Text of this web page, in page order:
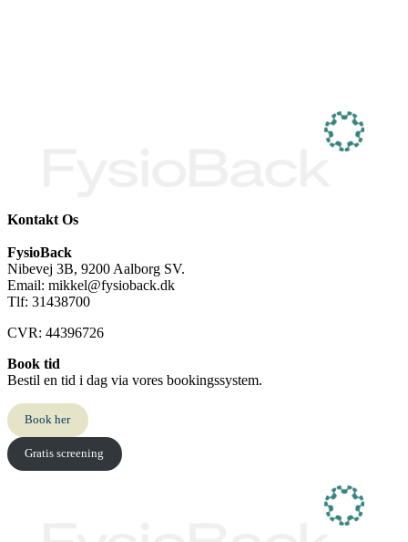
Kontakt Os
FysioBack
Nibevej 3B, 9200 Aalborg SV.
Email: mikkel@fysioback.dk
Tlf: 31438700
CVR: 44396726
Book tid
Bestil en tid i dag via vores bookingssystem.
Book her
Gratis screening